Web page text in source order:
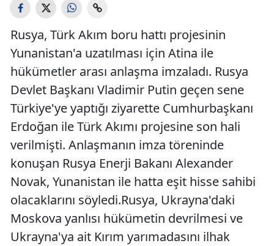
Rusya, Türk Akım boru hattı projesinin
Yunanistan'a uzatılması için Atina ile
hükümetler arası anlaşma imzaladı. Rusya
Devlet Başkanı Vladimir Putin geçen sene
Türkiye'ye yaptığı ziyarette Cumhurbaşkanı
Erdoğan ile Türk Akımı projesine son hali
verilmişti. Anlaşmanın imza töreninde
konuşan Rusya Enerji Bakanı Alexander
Novak, Yunanistan ile hatta eşit hisse sahibi
olacaklarını söyledi.Rusya, Ukrayna'daki
Moskova yanlısı hükümetin devrilmesi ve
Ukrayna'ya ait Kırım yarımadasını ilhak